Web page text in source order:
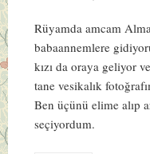
Rüyamda amcam
babaannemlere
kızı da oraya geliyor
tane vesikalık
Ben üçünü elime alıp
seçiyordum.